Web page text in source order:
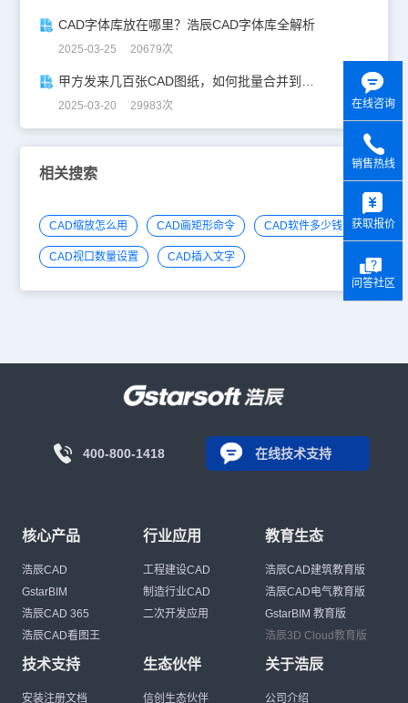
CAD字体库放在哪里？浩辰CAD字体库全解析
2025-03-25 20679次
2025-03-20 29983次
相关搜索
CAD缩放怎么用 CAD画矩形命令 CAD软件多少钱
CAD视口数量设置 CAD插入文字
400-800-1418 在线技术支持
核心产品
浩辰CAD
GstarBIM
浩辰CAD 365
浩辰CAD看图王
行业应用
工程建设CAD
制造行业CAD
二次开发应用
教育生态
浩辰CAD建筑教育版
浩辰CAD电气教育版
GstarBIM 教育版
浩辰3D Cloud教育版
技术支持
安装注册文档
生态伙伴
信创生态伙伴
关于浩辰
公司介绍
在线咨询
销售热线
获取报价
问答社区